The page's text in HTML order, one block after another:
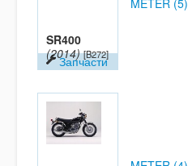
SR400
(2014) [B272]
Запчасти
METER (5)